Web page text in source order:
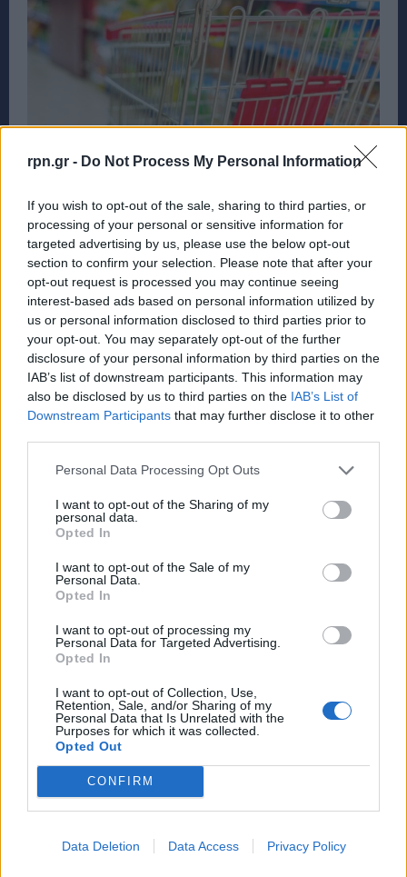
rpn.gr - Do Not Process My Personal Information
If you wish to opt-out of the sale, sharing to third parties, or
processing of your personal or sensitive information for
targeted advertising by us, please use the below opt-out
section to confirm your selection. Please note that after your
opt-out request is processed you may continue seeing
interest-based ads based on personal information utilized by
us or personal information disclosed to third parties prior to
your opt-out. You may separately opt-out of the further
disclosure of your personal information by third parties on the
IAB’s list of downstream participants. This information may
also be disclosed by us to third parties on the IAB’s List of
Downstream Participants that may further disclose it to other
Personal Data Processing Opt Outs
I want to opt-out of the Sharing of my
personal data.
Opted In
I want to opt-out of the Sale of my
Personal Data.
Opted In
I want to opt-out of processing my
Personal Data for Targeted Advertising.
Opted In
I want to opt-out of Collection, Use,
Retention, Sale, and/or Sharing of my
Personal Data that Is Unrelated with the
Purposes for which it was collected.
Opted Out
CONFIRM
Data Deletion Data Access Privacy Policy
Σε ισχύ από σήμερα το «Καλάθι των
ΕΙΔΗΣΕΙΣ 13 Δεκεμβρίου, 2023
Από σήμερα και έως την Τετάρτη 3 Ιανουαρίου τίθεται σε
ισχύ το «Καλάθι του Χριστουγέννων», το οποίο αποτελεί
επέκταση του...
Καλάθι των Χριστουγέννων: Αυτά είναι τα
ΕΙΔΗΣΕΙΣ 4 Δεκεμβρίου, 2023
Μίκρυνε μέσα σε λίγη ώρα το Καλάθι των
Χριστουγέννων. Αρχικά, η πρώτη ανακοίνωση του
υπουργείου Ανάπτυξης έκανε λόγο για 8...